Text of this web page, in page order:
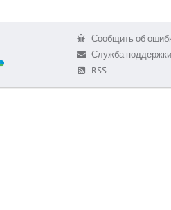
Сообщить об
Служба поддержки
RSS